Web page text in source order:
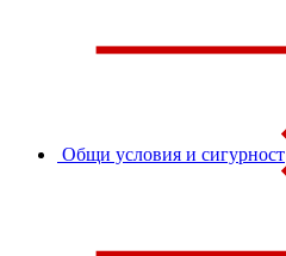
Общи условия и сигурност